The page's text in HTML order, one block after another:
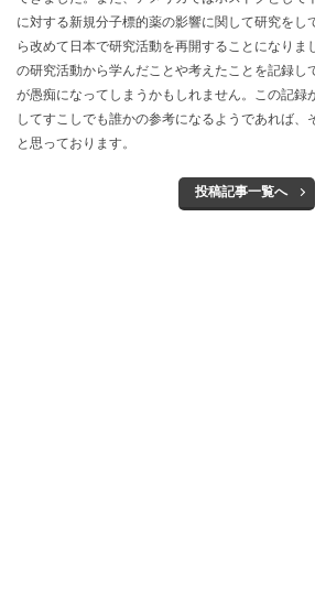
に対する新規分子標的薬の影響に関して研究をし
ら改めて日本で研究活動を再開することになりま
の研究活動から学んだことや考えたことを記録し
が愚痴になってしまうかもしれません。この記録
してすこしでも誰かの参考になるようであれば、
と思っております。
投稿記事一覧へ